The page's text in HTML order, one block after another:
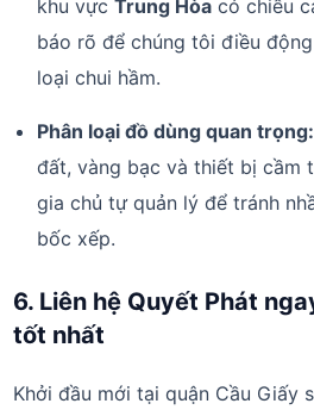
khu vựcTrung Hòa có chiều
báo rõ để chúng tôi điều
loại chui hầm.
Phân loại đồ dùng quan trọng:
đất, vàng bạc và thiết bị cầm
gia chủ tự quản lý để tránh
bốc xếp.
6. Liên hệ Quyết Phát
tốt nhất
Khởi đầu mới tại quận Cầu Giấy